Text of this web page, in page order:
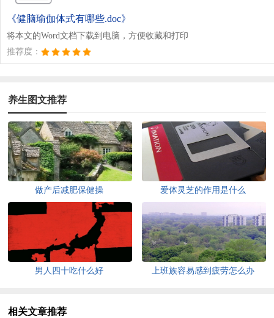
《健脑瑜伽体式有哪些.doc》
将本文的Word文档下载到电脑，方便收藏和打印
推荐度：
养生图文推荐
做产后减肥保健操 爱体灵芝的作用是什么
男人四十吃什么好 上班族容易感到疲劳怎么办
相关文章推荐